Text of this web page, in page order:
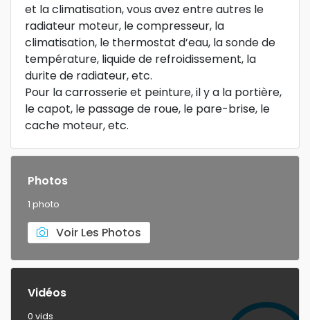
et la climatisation, vous avez entre autres le
radiateur moteur, le compresseur, la
climatisation, le thermostat d’eau, la sonde de
température, liquide de refroidissement, la
durite de radiateur, etc.
Pour la carrosserie et peinture, il y a la portière,
le capot, le passage de roue, le pare-brise, le
cache moteur, etc.
Photos
1 photo
Voir Les Photos
Vidéos
0 vids